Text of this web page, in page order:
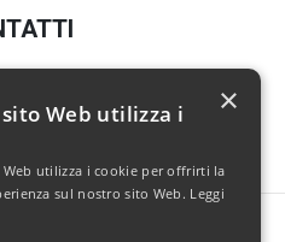
Web utilizza i
utilizza i cookie per offrirti la
sul nostro sito Web. Leggi
×